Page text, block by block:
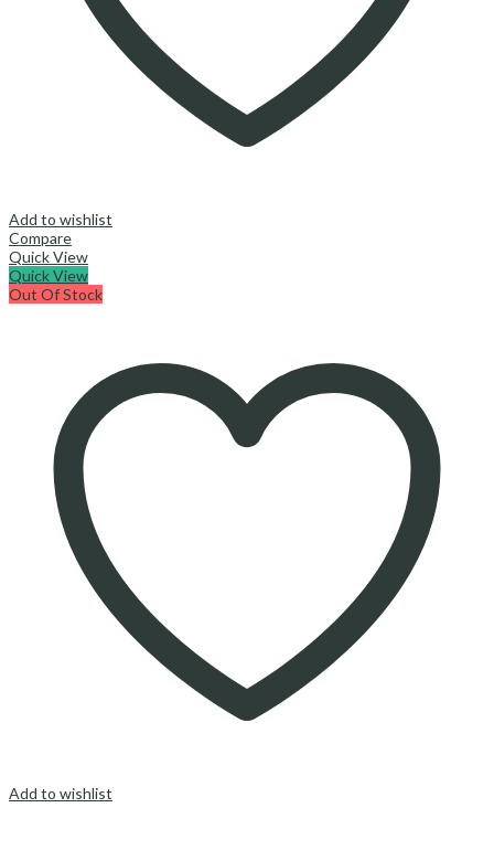
Add to wishlist
Compare
Quick View
Quick View
Out Of Stock
Add to wishlist